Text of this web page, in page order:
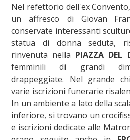
Nel refettorio dell'ex
un affresco di Giovan
conservate interessanti
statua di donna seduta,
rinvenuta nella PIAZZA DEL
femminili di grandi
drappeggiate. Nel grande
varie iscrizioni funerarie
In un ambiente a lato della
inferiore, si trovano un
e iscrizioni dedicate alle